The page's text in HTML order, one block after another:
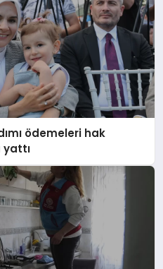
ödemeleri hak
yattı